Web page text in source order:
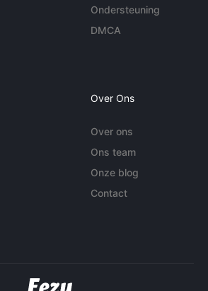
Ondersteuning
DMCA
Over Ons
Over ons
Ons team
Onze blog
Contact